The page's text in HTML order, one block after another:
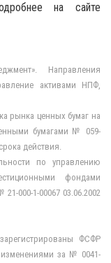
на сайте
Направления
активами НПФ,
рынка ценных бумаг на
бумагами № 059-
действия.
по управлению
фондами
000-1-00067 03.06.2002
ФСФР
изменениями за № 0041-